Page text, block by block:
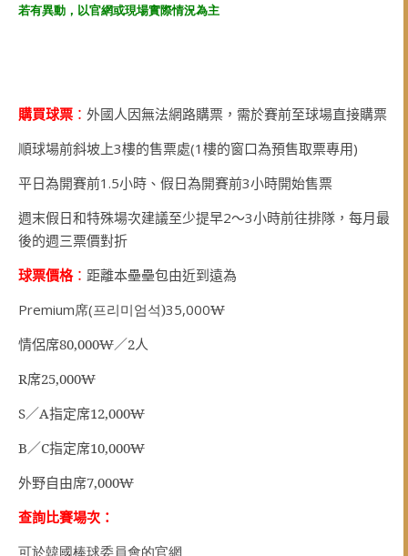
若有異動，以官網或現場實際情況為主
購買球票 ： 外國人因無法網路購票，需於賽前至球場直接購票
順球場前斜坡上3樓的售票處(1 樓的窗口為預售取票專用)
平日為開賽前1.5小時、假日為開賽前3小時開始售票
週末假日和特殊場次建議至少提早2～3小時前往排隊，每月最
後的週三票價對折
球票價格： 距離本壘壘包由近到遠為
Premium席(프리미엄석)35,000₩
情侶席80,000₩／2人
R席25,000₩
S／A指定席12,000₩
B／C指定席10,000₩
外野自由席7,000₩
查詢比賽場次：
可於韓國棒球委員會的官網